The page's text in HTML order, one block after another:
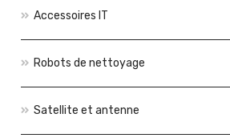
Accessoires IT
Robots de nettoyage
Satellite et antenne